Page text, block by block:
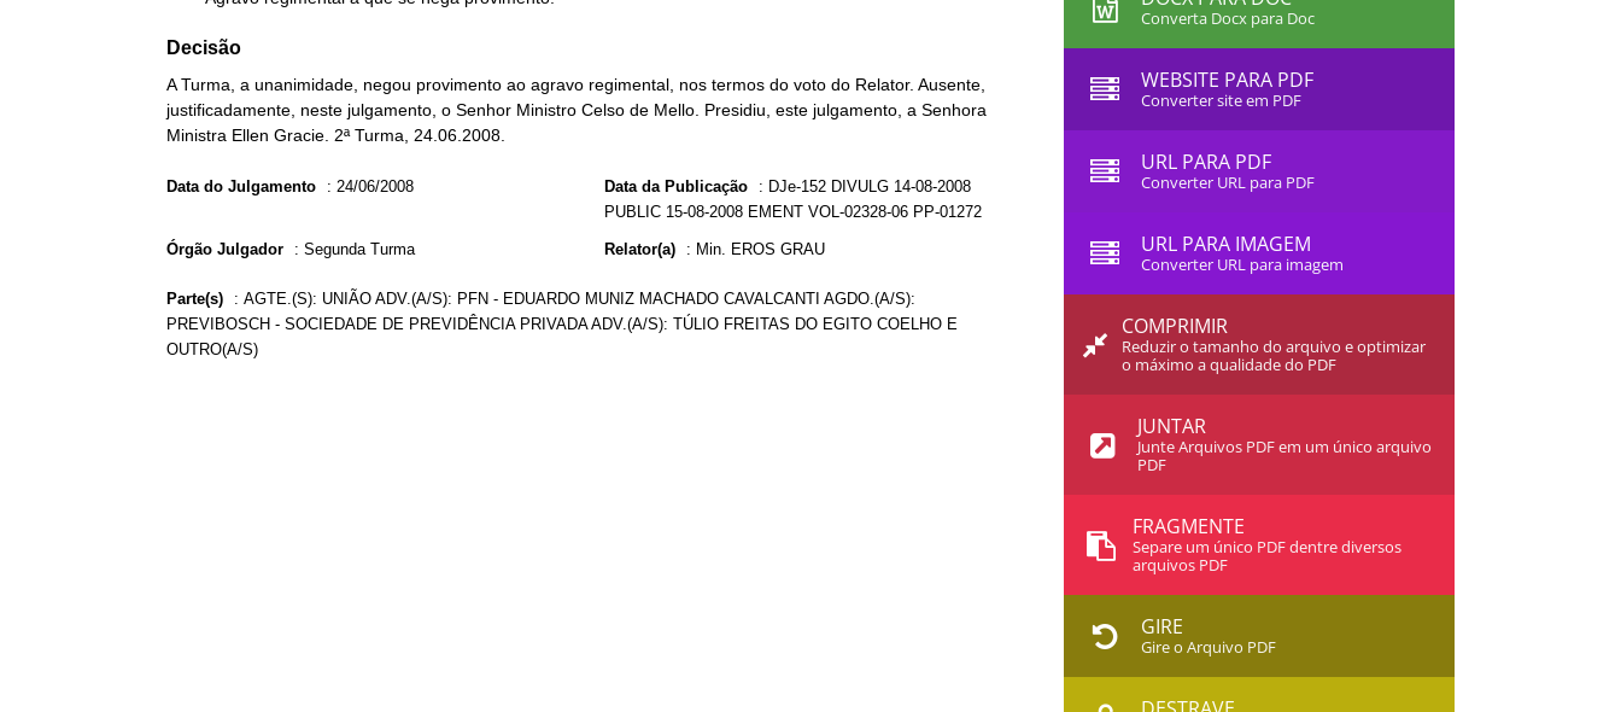
Decisão
A Turma, a unanimidade, negou provimento ao agravo regimental, nos termos do voto do Relator. Ausente,
justificadamente, neste julgamento, o Senhor Ministro Celso de Mello. Presidiu, este julgamento, a Senhora
Ministra Ellen Gracie. 2ª Turma, 24.06.2008.
Data do Julgamento : 24/06/2008 Data da Publicação : DJe-152 DIVULG 14-08-2008
PUBLIC 15-08-2008 EMENT VOL-02328-06 PP-01272
Órgão Julgador : Segunda Turma Relator(a) : Min. EROS GRAU
Parte(s) : AGTE.(S): UNIÃO ADV.(A/S): PFN - EDUARDO MUNIZ MACHADO CAVALCANTI AGDO.(A/S):
PREVIBOSCH - SOCIEDADE DE PREVIDÊNCIA PRIVADA ADV.(A/S): TÚLIO FREITAS DO EGITO COELHO E
OUTRO(A/S)
Converta Docx para Doc
WEBSITE PARA PDF
Converter site em PDF
URL PARA PDF
Converter URL para PDF
URL PARA IMAGEM
Converter URL para imagem
COMPRIMIR
Reduzir o tamanho do arquivo e optimizar
o máximo a qualidade do PDF
JUNTAR
Junte Arquivos PDF em um único arquivo
PDF
FRAGMENTE
Separe um único PDF dentre diversos
arquivos PDF
GIRE
Gire o Arquivo PDF